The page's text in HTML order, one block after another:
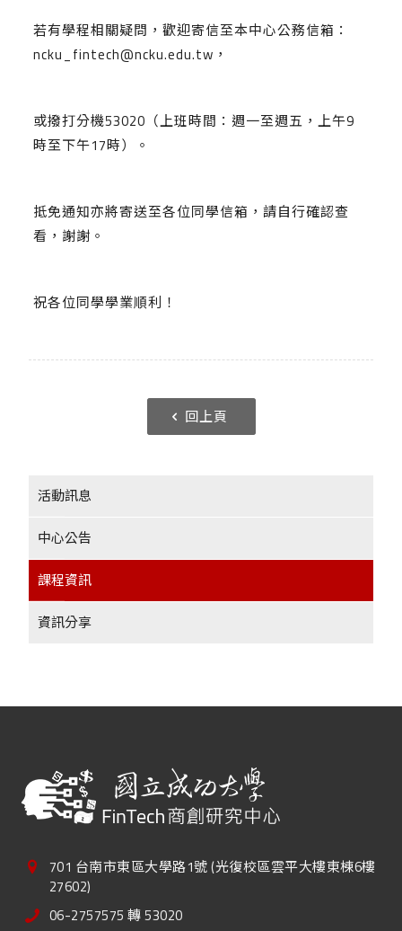
若有學程相關疑問，歡迎寄信至本中心公務信箱：
ncku_fintech@ncku.edu.tw，
或撥打分機53020（上班時間：週一至週五，上午9
時至下午17時）。
抵免通知亦將寄送至各位同學信箱，請自行確認查
看，謝謝。
祝各位同學學業順利！
回上頁
活動訊息
中心公告
課程資訊
資訊分享
701 台南市東區大學路1號 (光復校區雲平大樓東棟6樓
27602)
06-2757575 轉 53020